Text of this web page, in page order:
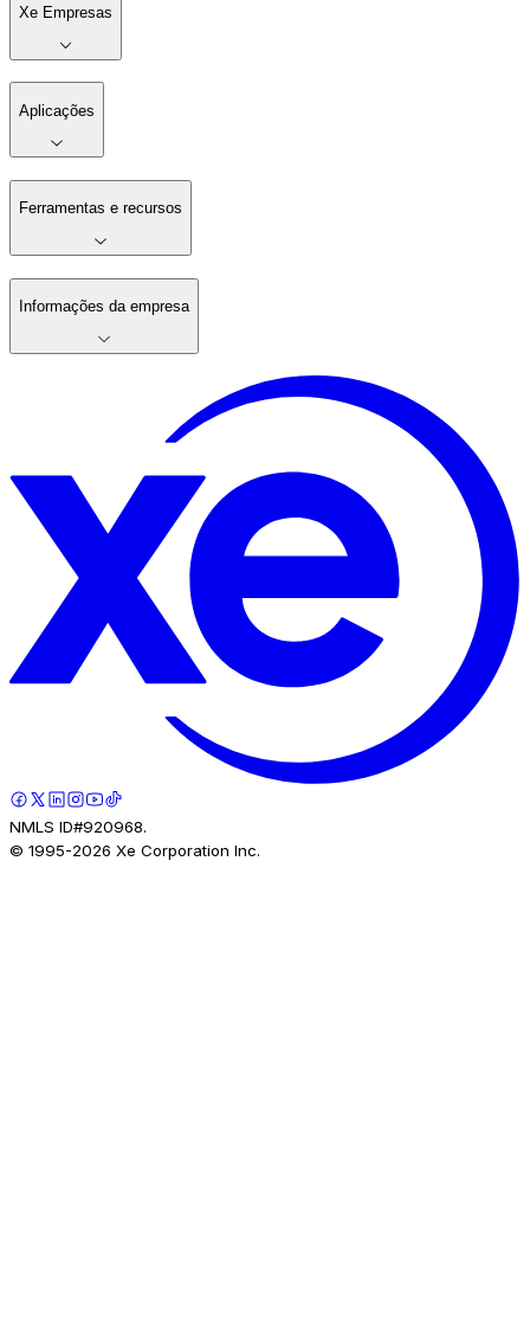
Xe Empresas
Aplicações
Ferramentas e recursos
Informações da empresa
NMLS ID#920968.
© 1995-2026 Xe Corporation Inc.